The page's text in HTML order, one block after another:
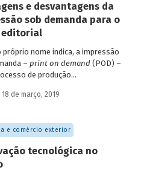
científicas e tecnológicas
ou sem vínculo entre si,
conceitua a Lei 13.243, de 11 de
e desvantagens da
sob demanda para o
próprio nome indica, a impressão
– print on demand(POD) –
de produção
ou seja, pelos consumidores. A
ele é requerido pelo mercado,
na quantidade necessária.
oferecem serviços de
diversos países do mundo, como
Source – líder mundial desse
18 de março, 2019
e comércio exterior
tecnológica no